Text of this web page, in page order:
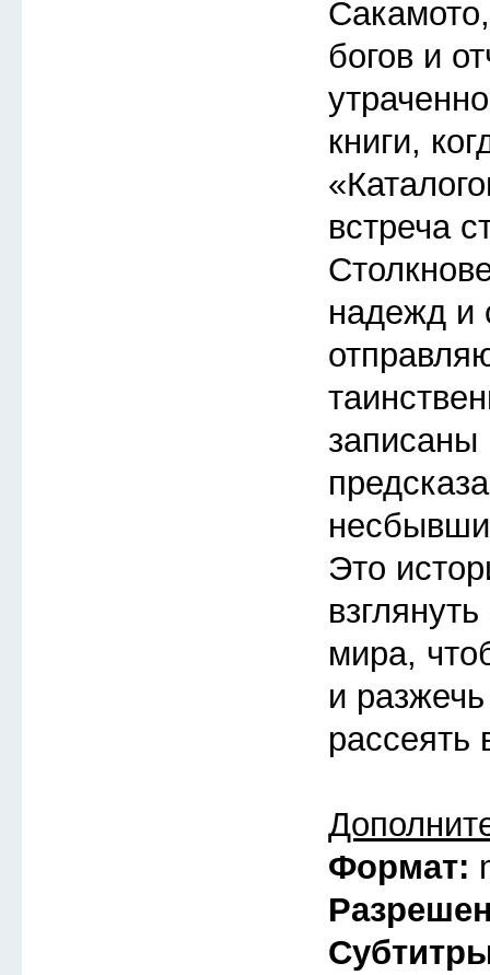
богов и
книги,
встреча
надежд и
записаны
Это
мира,
и
рассеять
Формат: